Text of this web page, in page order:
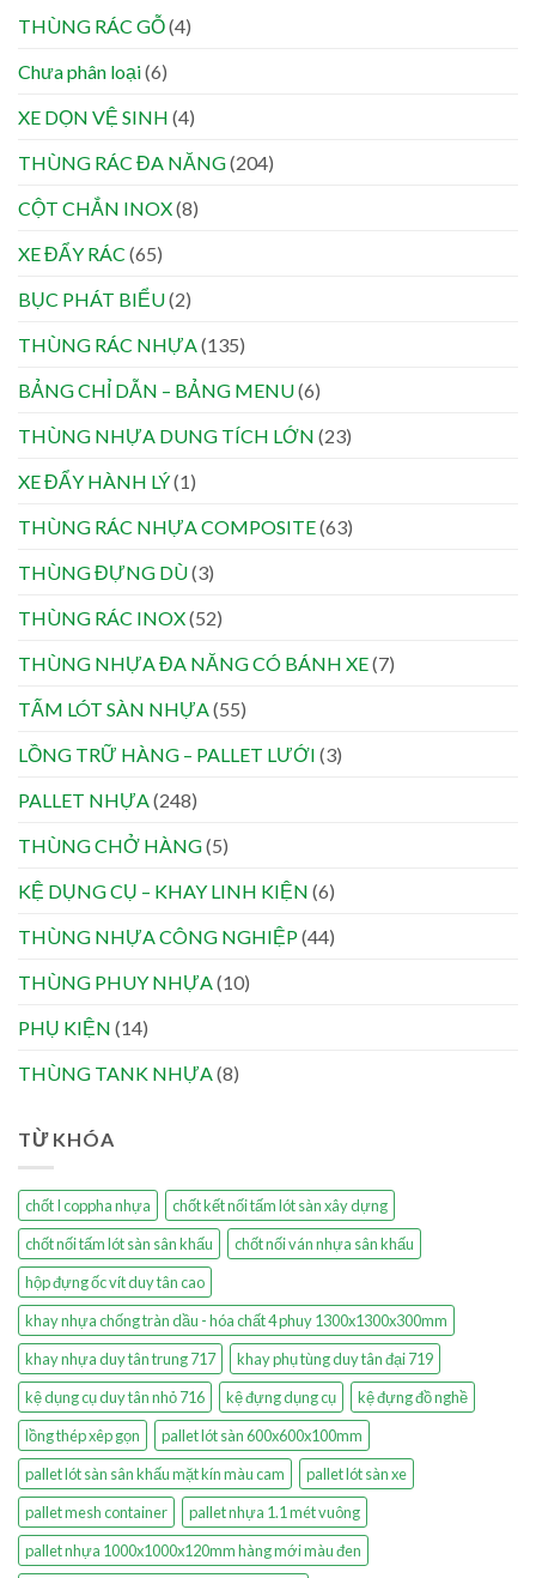
THÙNG RÁC GỖ(4)
Chưa phân loại(6)
XE DỌN VỆ SINH (4)
THÙNG RÁC ĐA NĂNG(204)
CỘT CHẮN INOX(8)
XE ĐẨY RÁC (65)
BỤC PHÁT BIỂU(2)
THÙNG RÁC NHỰA (135)
BẢNG CHỈ DẪN – BẢNG MENU(6)
THÙNG NHỰA DUNG TÍCH LỚN (23)
XE ĐẨY HÀNH LÝ(1)
THÙNG RÁC NHỰA COMPOSITE(63)
THÙNG ĐỰNG DÙ(3)
THÙNG RÁC INOX(52)
THÙNG NHỰA ĐA NĂNG CÓ BÁNH XE(7)
TẤM LÓT SÀN NHỰA (55)
LỒNG TRỮ HÀNG – PALLET LƯỚI (3)
PALLET NHỰA (248)
THÙNG CHỞ HÀNG(5)
KỆ DỤNG CỤ – KHAY LINH KIỆN (6)
THÙNG NHỰA CÔNG NGHIỆP(44)
THÙNG PHUY NHỰA (10)
PHỤ KIỆN (14)
THÙNG TANK NHỰA (8)
TỪ KHÓA
chốt I coppha nhựa
chốt kết nối tấm lót sàn xây dựng
chốt nối tấm lót sàn sân khấu
chốt nối ván nhựa sân khấu
hộp đựng ốc vít duy tân cao
khay nhựa chống tràn dầu - hóa chất 4 phuy 1300x1300x300mm
khay nhựa duy tân trung 717
khay phụ tùng duy tân đại 719
kệ dụng cụ duy tân nhỏ 716
kệ đựng dụng cụ
kệ đựng đồ nghề
lồng thép xêp gọn
pallet lót sàn 600x600x100mm
pallet lót sàn sân khấu mặt kín màu cam
pallet lót sàn xe
pallet mesh container
pallet nhựa 1.1 mét vuông
pallet nhựa 1000x1000x120mm hàng mới màu đen